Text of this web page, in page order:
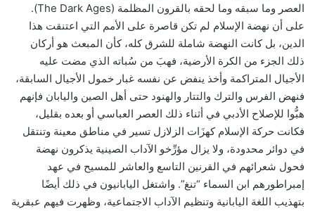
العصر وما سبقه وما لحقه بالقرون المظلمة (The Dark Ages).
على أن نهضة الإسلام لم تكن قاصرة على الأمم التي اعتنقت هذا
الدين، بل كانت النهضة شاملة للشرق كله، كأن المبعث هو أركان
ذلك الجزء من الكرة الأرضية، فهبَ من سُباته الذي مضت عليه
الأجيال المتراكمة وأخذ ينفض عن نفسه غبار خمول الأجيال السابقة،
فنهض الفرس والترك والتتار والهنود حتى أهل الصين واليابان فإنهم
هبُّوا للإصلاح الأدبي في أثناء ذلك العصر العباسي أو بعده بقليل،
فكانت حركة الإسلام كهزَات الزلازل تسير في مناطق معينة وتنتقل
في دوائر محدودة، ولا يزال مؤرِّخو الآداب الصينية يذكرون نهضة
فحول شعرائهم في القرنين التاسع والعاشر للمسيح في عهد
إمبراطورهم ابن السماء “تنغ”. واشتغل اليابانيون في ذلك أيضًا
بتهذيب اللغة اليابانية وتنظيم الآداب الاجتماعية، وظهرت فيهم عبقرية